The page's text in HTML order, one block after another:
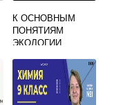
К ОСНОВНЫМ
ПОНЯТИЯМ
ЭКОЛОГИИ
СЛЕДУЮЩИЕ
ТЕРМИНЫ